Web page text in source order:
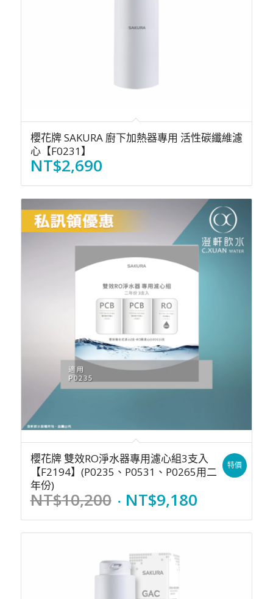
櫻花牌 SAKURA 廚下加熱器專用 活性碳纖維濾
心【F0231】
NT$2,690
櫻花牌 雙效RO淨水器專用濾心組3支入
【F2194】(P0235、P0531、P0265用二
年份)
NT$10,200 Original
price
was:
NT$9,180Current
is:
特價